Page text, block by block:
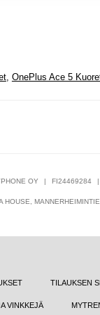
, OnePlus Ace 5
OY | FI24469284 |
HOUSE,
TILAUKSEN
VINKKEJÄ